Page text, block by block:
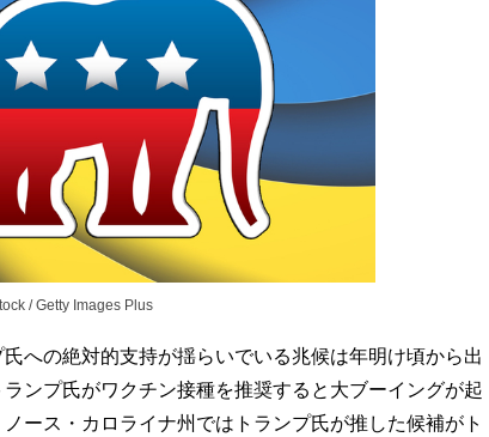
/ Getty Images Plus
への絶対的支持が揺らいでいる兆候は年明け頃から出
ンプ氏がワクチン接種を推奨すると大ブーイングが起
ース・カロライナ州ではトランプ氏が推した候補がト